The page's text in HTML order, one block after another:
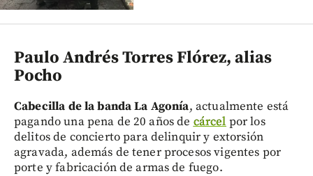
Paulo Andrés Torres Flórez, alias
Pocho
Cabecilla de la banda La Agonía, actualmente está
pagando una pena de 20 años de cárcel por los
delitos de concierto para delinquir y extorsión
agravada, además de tener procesos vigentes por
porte y fabricación de armas de fuego.